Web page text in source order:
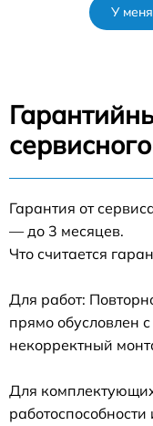
У
Гарантия от
— до 3 месяцев.
Что считается
Для работ:
прямо обусловлен
некорректный
Для